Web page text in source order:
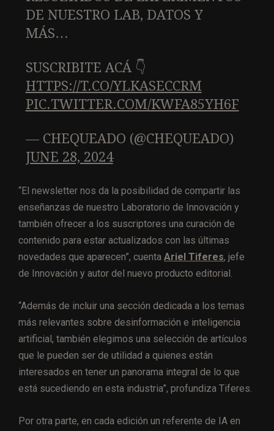
DE NUESTRO LAB, DATOS Y
MÁS…
SUSCRIBITE ACÁ 👇
HTTPS://T.CO/YLKASECCRM
PIC.TWITTER.COM/KWFA85YH6F
— CHEQUEADO (@CHEQUEADO)
JUNE 28, 2024
“El newsletter nos da la posibilidad de compartir las
enseñanzas de nuestro Laboratorio de Innovación y
también ofrecer a los suscriptores una curación de
contenido para estar actualizados con las últimas
novedades que aparecen”, cuenta Ariel Tiferes, jefe
de Innovación y autor del nuevo producto editorial.
“Además de incluir una sección dedicada a los temas
más relevantes sobre desinformación e inteligencia
artificial, también elegimos una selección de artículos
que le pueden ser de utilidad a quienes están
interesados en tener un panorama integral de lo que
está sucediendo en esta industria”, profundiza Tiferes.
Por otra parte, en cada edición un referente de IA en